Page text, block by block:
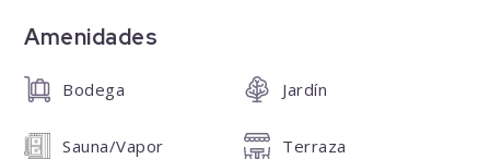
Amenidades
Bodega Jardín
Sauna/Vapor Terraza